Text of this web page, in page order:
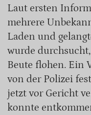
Laut ersten
mehrere
Laden und
wurde
Beute flohen. Ein
von der Polizei
jetzt vor Gericht
konnte